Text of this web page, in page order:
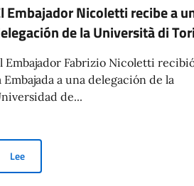
dell’Ordine della Stella d’Italia al Sr.
Embajador Nicoletti recibe a
de la Università di
Embajador Fabrizio Nicoletti
Embajada a una delegación de la
de...
LeeEl Embajador Nicoletti recibe a una